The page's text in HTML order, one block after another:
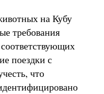
на Кубу
требования
поездки с
что